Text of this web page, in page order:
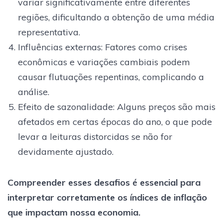
regiões, dificultando a obtenção de uma média
representativa.
Influências externas: Fatores como crises
econômicas e variações cambiais podem
causar flutuações repentinas, complicando a
análise.
Efeito de sazonalidade: Alguns preços são mais
afetados em certas épocas do ano, o que pode
levar a leituras distorcidas se não for
devidamente ajustado.
Compreender esses desafios é essencial para
interpretar corretamente os índices de inflação
que impactam nossa economia.